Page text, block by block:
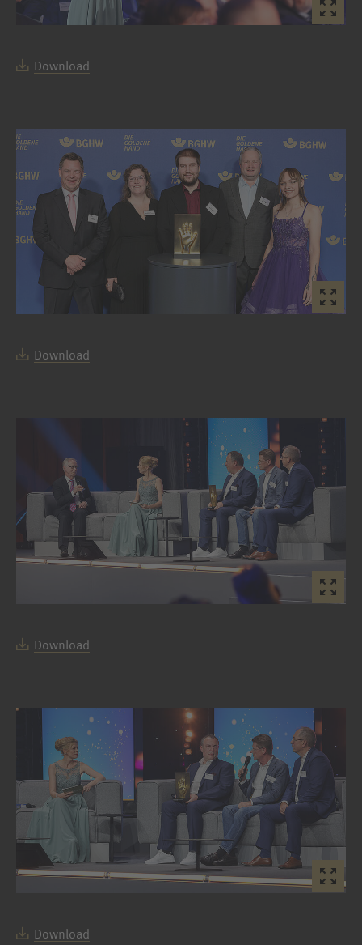
Download
Download
Download
Download